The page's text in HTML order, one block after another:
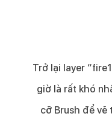
Trở lại layer
giờ là rất khó
cỡ Brush để vẽ